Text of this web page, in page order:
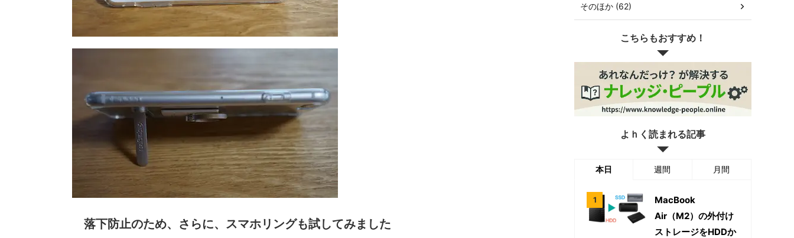
落下防止のため、さらに、スマホリングも試してみました
そのほか (62)
こちらもおすすめ！
よｈく読まれる記事
本日 週間 月間
MacBook
Air（M2）の外付け
ストレージをHDDか